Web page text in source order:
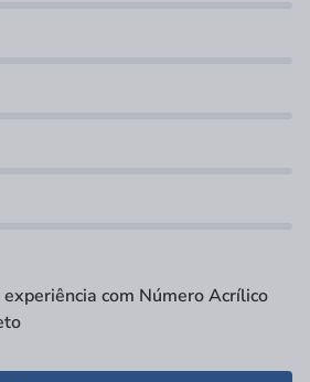
com Número Acrílico